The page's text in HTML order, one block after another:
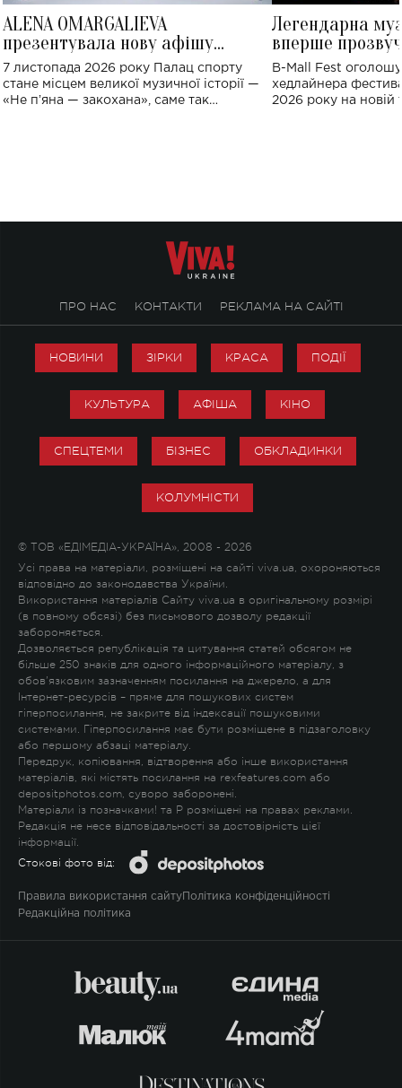
ALENA OMARGALIEVA
презентувала нову афішу
великого концерту в Палаці
спорту
7 листопада 2026 року Палац спорту
стане місцем великої музичної історії —
«Не пʼяна — закохана», саме так
Легендарна
вперше
Україні: де
B-Mall Fest
хедлайнера
2026 року на новій
ПРО НАС КОНТАКТИ РЕКЛАМА НА САЙТІ
НОВИНИ ЗІРКИ КРАСА ПОДІЇ
КУЛЬТУРА АФІША КІНО
СПЕЦТЕМИ БІЗНЕС ОБКЛАДИНКИ
КОЛУМНІСТИ
© ТОВ «ЕДІМЕДІА-УКРАЇНА», 2008 - 2026
Усі права на матеріали, розміщені на сайті viva.ua, охороняються
відповідно до законодавства України.
Використання матеріалів Сайту viva.ua в оригінальному розмірі
(в повному обсязі) без письмового дозволу редакції
забороняється.
Дозволяється републікація та цитування статей обсягом не
більше 250 знаків для одного інформаційного матеріалу, з
обов'язковим зазначенням посилання на джерело, а для
Інтернет-ресурсів – пряме для пошукових систем
гіперпосилання, не закрите від індексації пошуковими
системами. Гіперпосилання має бути розміщене в підзаголовку
або першому абзаці матеріалу.
Передрук, копіювання, відтворення або інше використання
матеріалів, які містять посилання на rexfeatures.com або
depositphotos.com, суворо заборонені.
Матеріали із позначками! та P розміщені на правах реклами.
Редакція не несе відповідальності за достовірність цієї
інформації.
Стокові фото від:
Правила використання сайту Політика конфіденційності
Редакційна політика